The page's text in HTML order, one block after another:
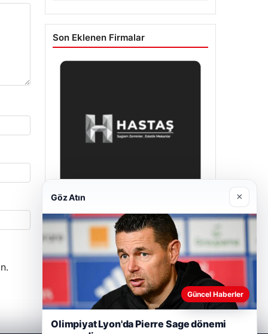
Son Eklenen Firmalar
Prenses Night Club
Nisan 29, 2026
Göz Atın ×
Güncel Haberler
Olimpiyat Lyon'da Pierre Sage dönemi